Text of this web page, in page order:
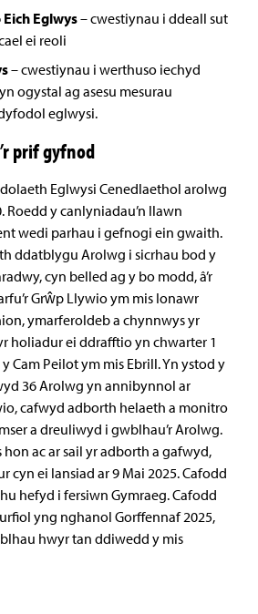
Eglwys– cwestiynau i ddeall sut
ei reoli
– cwestiynau i werthuso iechyd
ogystal ag asesu mesurau
eglwysi.
prif gyfnod
Eglwysi Cenedlaethol arolwg
Roedd y canlyniadau’n llawn
wedi parhau i gefnogi ein gwaith.
ddatblygu Arolwg i sicrhau bod y
cyn belled ag y bo modd, â’r
Grŵp Llywio ym mis Ionawr
ymarferoldeb a chynnwys yr
holiadur ei ddrafftio yn chwarter 1
Cam Peilot ym mis Ebrill. Yn ystod y
36 Arolwg yn annibynnol ar
cafwyd adborth helaeth a monitro
a dreuliwyd i gwblhau’r Arolwg.
ac ar sail yr adborth a gafwyd,
cyn ei lansiad ar 9 Mai 2025. Cafodd
hefyd i fersiwn Gymraeg. Cafodd
yng nghanol Gorffennaf 2025,
hwyr tan ddiwedd y mis